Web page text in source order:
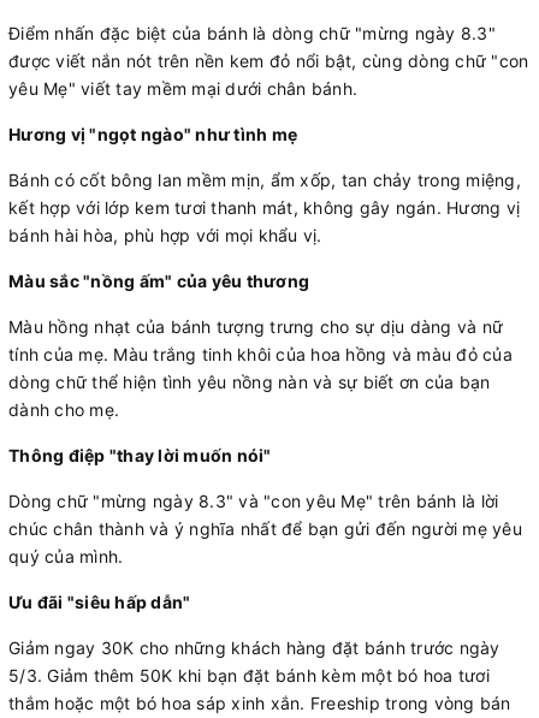
Điểm nhấn đặc biệt của bánh là dòng chữ "mừng ngày 8.3"
được viết nắn nót trên nền kem đỏ nổi bật, cùng dòng chữ "con
yêu Mẹ" viết tay mềm mại dưới chân bánh.
Hương vị "ngọt ngào" như tình mẹ
Bánh có cốt bông lan mềm mịn, ẩm xốp, tan chảy trong miệng,
kết hợp với lớp kem tươi thanh mát, không gây ngán. Hương vị
bánh hài hòa, phù hợp với mọi khẩu vị.
Màu sắc "nồng ấm" của yêu thương
Màu hồng nhạt của bánh tượng trưng cho sự dịu dàng và nữ
tính của mẹ. Màu trắng tinh khôi của hoa hồng và màu đỏ của
dòng chữ thể hiện tình yêu nồng nàn và sự biết ơn của bạn
dành cho mẹ.
Thông điệp "thay lời muốn nói"
Dòng chữ "mừng ngày 8.3" và "con yêu Mẹ" trên bánh là lời
chúc chân thành và ý nghĩa nhất để bạn gửi đến người mẹ yêu
quý của mình.
Ưu đãi "siêu hấp dẫn"
Giảm ngay 30K cho những khách hàng đặt bánh trước ngày
5/3. Giảm thêm 50K khi bạn đặt bánh kèm một bó hoa tươi
thắm hoặc một bó hoa sáp xinh xắn. Freeship trong vòng bán